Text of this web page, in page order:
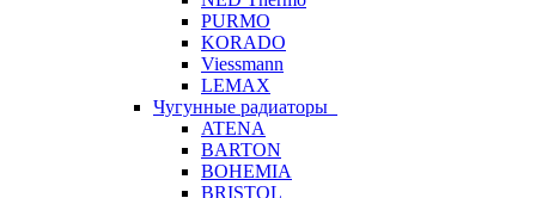
PURMO
KORADO
Viessmann
LEMAX
Чугунные радиаторы
ATENA
BARTON
BOHEMIA
BRISTOL